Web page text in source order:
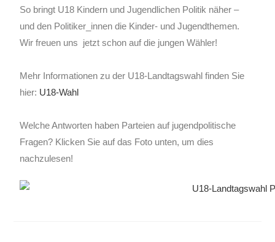
So bringt U18 Kindern und Jugendlichen Politik näher –
und den Politiker_innen die Kinder- und Jugendthemen.
Wir freuen uns jetzt schon auf die jungen Wähler!
Mehr Informationen zu der U18-Landtagswahl finden Sie
hier: U18-Wahl
Welche Antworten haben Parteien auf jugendpolitische
Fragen? Klicken Sie auf das Foto unten, um dies
nachzulesen!